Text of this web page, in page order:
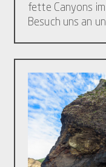
fette Canyons
Besuch uns an